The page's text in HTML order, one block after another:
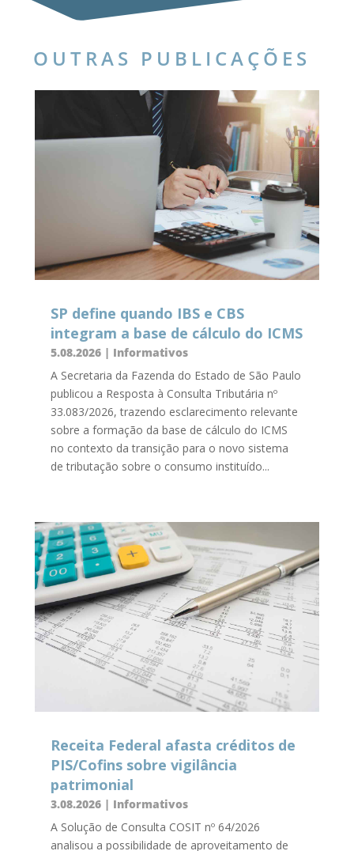
OUTRAS PUBLICAÇÕES
SP define quando IBS e CBS
integram a base de cálculo do ICMS
5.08.2026| Informativos
A Secretaria da Fazenda do Estado de São Paulo
publicou a Resposta à Consulta Tributária nº
33.083/2026, trazendo esclarecimento relevante
sobre a formação da base de cálculo do ICMS
no contexto da transição para o novo sistema
de tributação sobre o consumo instituído...
Receita Federal afasta créditos de
PIS/Cofins sobre vigilância
patrimonial
3.08.2026| Informativos
A Solução de Consulta COSIT nº 64/2026
analisou a possibilidade de aproveitamento de